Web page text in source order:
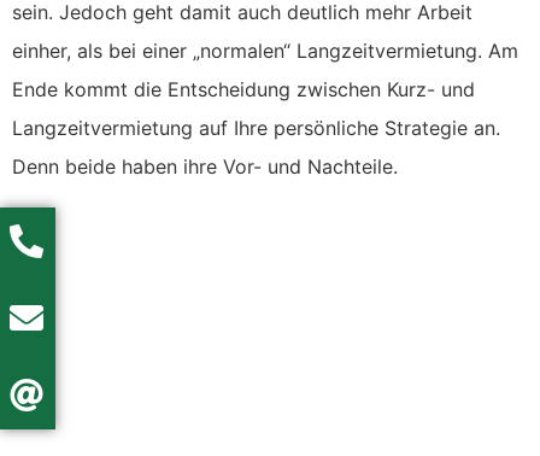
sein. Jedoch geht damit auch deutlich mehr Arbeit
einher, als bei einer „normalen“ Langzeitvermietung. Am
Ende kommt die Entscheidung zwischen Kurz- und
Langzeitvermietung auf Ihre persönliche Strategie an.
Denn beide haben ihre Vor- und Nachteile.